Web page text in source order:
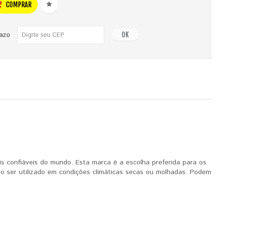
COMPRAR
OK
confiáveis do mundo. Esta marca é a escolha preferida para os
utilizado em condições climáticas secas ou molhadas. Podem